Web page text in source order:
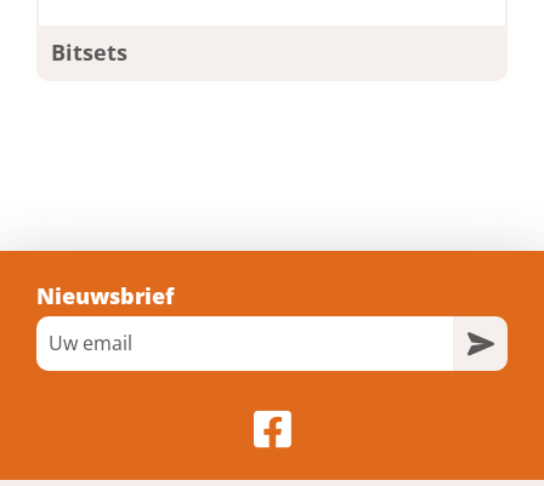
Bitsets
Nieuwsbrief